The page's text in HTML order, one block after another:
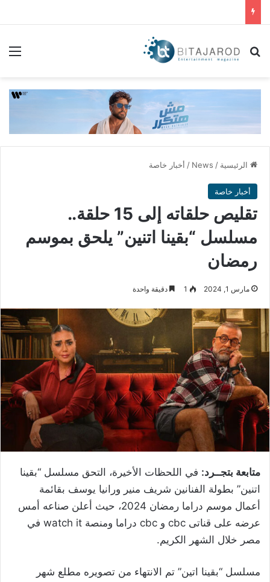
بحث عن
الرئيسية /
News
/ أخبار خاصة
أخبار خاصة
تقليص حلقاته إلى 15 حلقة..
مسلسل “بقينا اتنين” يلحق بموسم
رمضان
مارس 1, 2024 1 دقيقة واحدة
متابعة بتجــرد: في اللحظات الأخيرة، التحق مسلسل “بقينا
اتنين” بطولة الفنانين شريف منير ورانيا يوسف بقائمة
أعمال موسم دراما رمضان 2024، حيث أعلن صناعه أمس
عرضه على قناتى cbc و cbc دراما ومنصة watch it في
مصر خلال الشهر الكريم.
مسلسل “بقينا اتين” تم الانتهاء من تصويره مطلع شهر